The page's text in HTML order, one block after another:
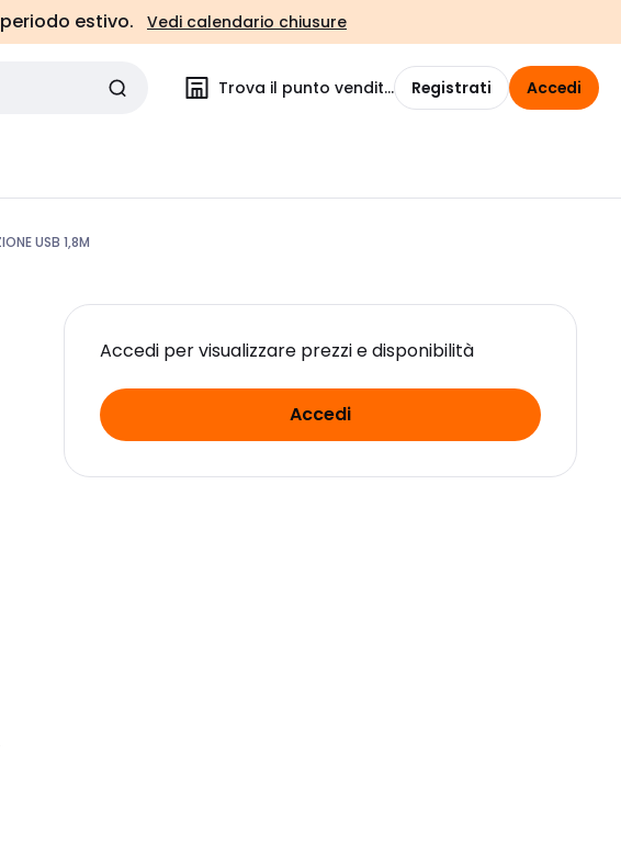
estivo. Vedi calendario chiusure
Trova il punto vendita Registrati Accedi
USB 1,8M
Accedi per visualizzare prezzi e disponibilità
Accedi